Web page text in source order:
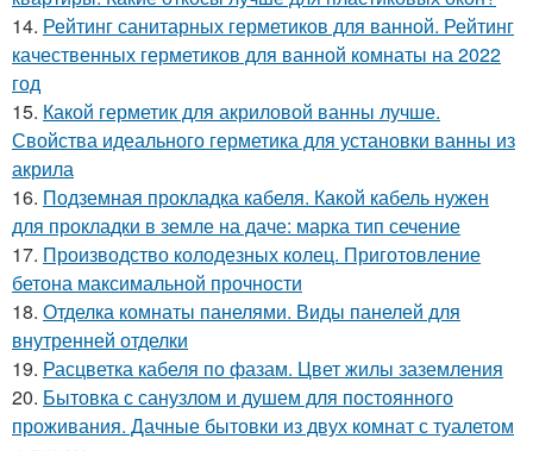
14. Рейтинг санитарных герметиков для ванной. Рейтинг
качественных герметиков для ванной комнаты на 2022
год
15. Какой герметик для акриловой ванны лучше.
Свойства идеального герметика для установки ванны из
акрила
16. Подземная прокладка кабеля. Какой кабель нужен
для прокладки в земле на даче: марка тип сечение
17. Производство колодезных колец. Приготовление
бетона максимальной прочности
18. Отделка комнаты панелями. Виды панелей для
внутренней отделки
19. Расцветка кабеля по фазам. Цвет жилы заземления
20. Бытовка с санузлом и душем для постоянного
проживания. Дачные бытовки из двух комнат с туалетом